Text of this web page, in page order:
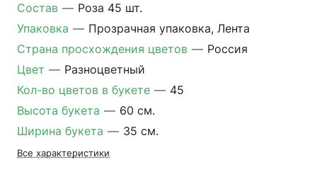
Состав — Роза 45 шт.
Упаковка — Прозрачная упаковка, Лента
Страна просхождения цветов — Россия
Цвет — Разноцветный
Кол-во цветов в букете — 45
Высота букета — 60 см.
Ширина букета — 35 см.
Все характеристики